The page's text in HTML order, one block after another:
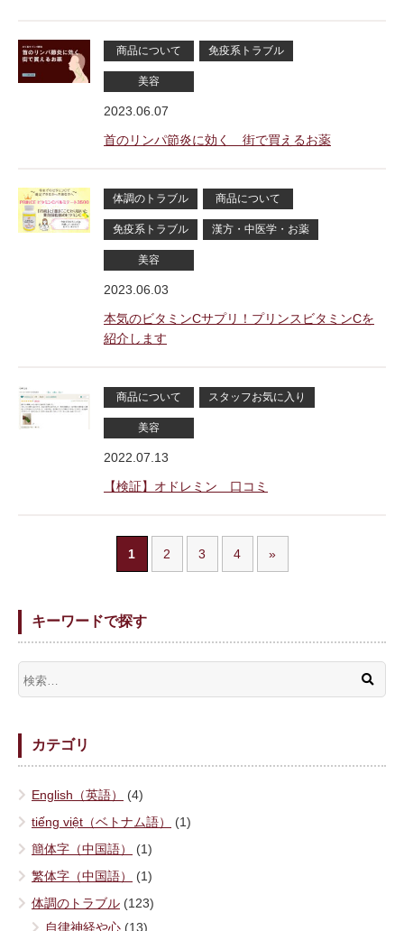
商品について 免疫系トラブル
美容
2023.06.07
首のリンパ節炎に効く 街で買えるお薬
体調のトラブル 商品について
免疫系トラブル 漢方・中医学・お薬
美容
2023.06.03
本気のビタミンCサプリ！プリンスビタミンCを
紹介します
商品について スタッフお気に入り
美容
2022.07.13
【検証】オドレミン 口コミ
1 2 3 4 »
キーワードで探す
カテゴリ
English（英語）
(4)
tiếng việt（ベトナム語）
(1)
簡体字（中国語）
(1)
繁体字（中国語）
(1)
体調のトラブル (123)
自律神経や心 (13)